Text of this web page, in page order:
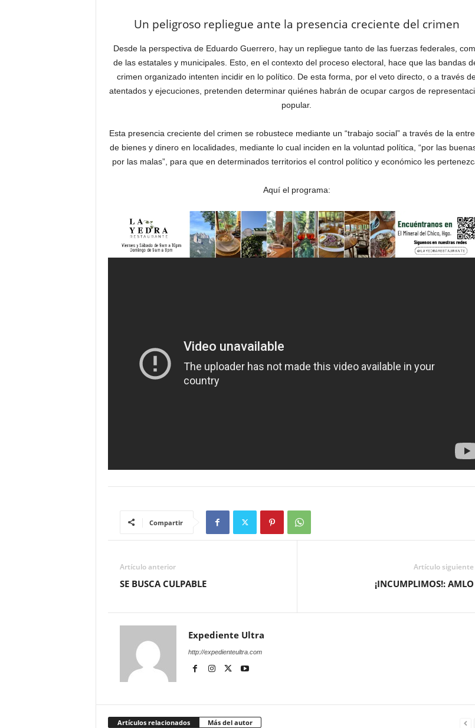
Un peligroso repliegue ante la presencia creciente del crimen
Desde la perspectiva de Eduardo Guerrero, hay un repliegue tanto de las fuerzas federales,
de las estatales y municipales. Esto, en el contexto del proceso electoral, hace que las bandas
crimen organizado intenten incidir en lo político. De esta forma, por el veto directo, o a través
atentados y ejecuciones, pretenden determinar quiénes habrán de ocupar cargos de
popular.
Esta presencia creciente del crimen se robustece mediante un “trabajo social” a través de la
de bienes y dinero en localidades, mediante lo cual inciden en la voluntad política, “por las
por las malas”, para que en determinados territorios el control político y económico les
Aquí el programa:
Compartir
Artículo anterior
SE BUSCA CULPABLE
Artículo siguiente
¡INCUMPLIMOS!: AMLO
Expediente Ultra
http://expedienteultra.com
Artículos relacionados Más del autor